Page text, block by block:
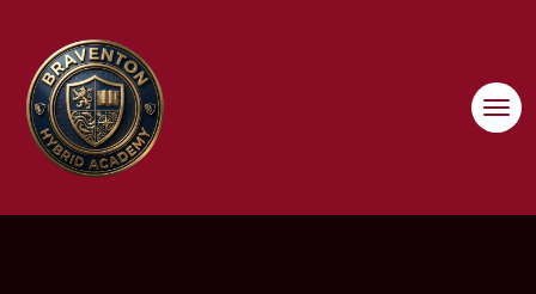
content